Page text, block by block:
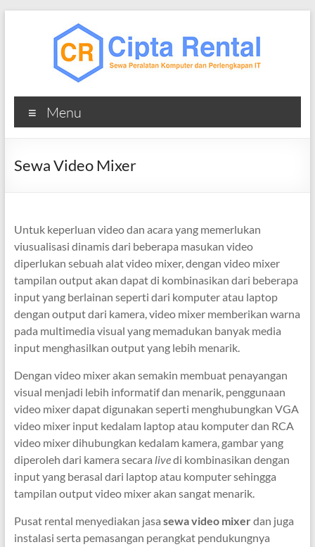
Cipta
Rental
Laptop
MacBook
Printer
TV
Menu
Sewa Video Mixer
Untuk keperluan video dan acara yang memerlukan
viusualisasi dinamis dari beberapa masukan video
diperlukan sebuah alat video mixer, dengan video mixer
tampilan output akan dapat di kombinasikan dari beberapa
input yang berlainan seperti dari komputer atau laptop
dengan output dari kamera, video mixer memberikan warna
pada multimedia visual yang memadukan banyak media
input menghasilkan output yang lebih menarik.
Dengan video mixer akan semakin membuat penayangan
visual menjadi lebih informatif dan menarik, penggunaan
video mixer dapat digunakan seperti menghubungkan VGA
video mixer input kedalam laptop atau komputer dan RCA
video mixer dihubungkan kedalam kamera, gambar yang
diperoleh dari kamera secara livedi kombinasikan dengan
input yang berasal dari laptop atau komputer sehingga
tampilan output video mixer akan sangat menarik.
Pusat rental menyediakan jasa sewa video mixerdan juga
instalasi serta pemasangan perangkat pendukungnya